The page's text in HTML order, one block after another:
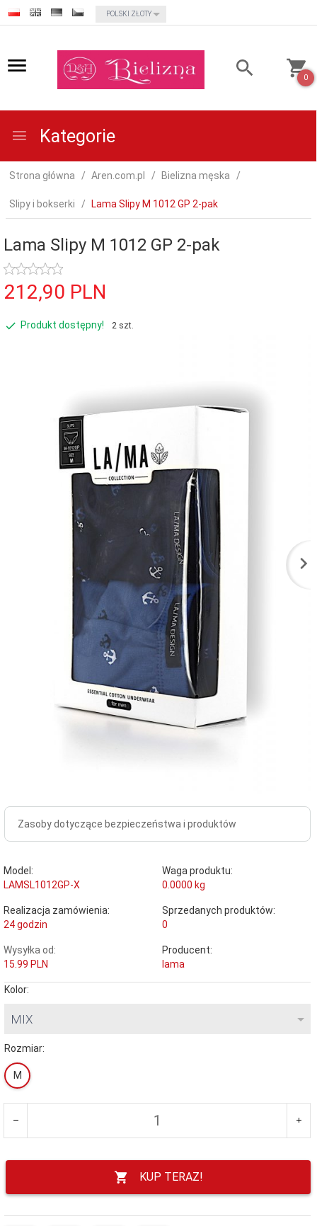
currency_h
POLSKI ZŁOTY
0
Kategorie
Strona główna Aren.com.pl Bielizna męska
Slipy i bokserki Lama Slipy M 1012 GP 2-pak
Lama Slipy M 1012 GP 2-pak
212,90 PLN
Produkt dostępny! 2 szt.
Zasoby dotyczące bezpieczeństwa i produktów
Model:
LAMSL1012GP-X
Waga produktu:
0.0000 kg
Realizacja zamówienia:
24 godzin
Sprzedanych produktów:
0
Wysyłka od:
15.99 PLN
Producent:
lama
Kolor:
MIX
Rozmiar:
M
KUP TERAZ!